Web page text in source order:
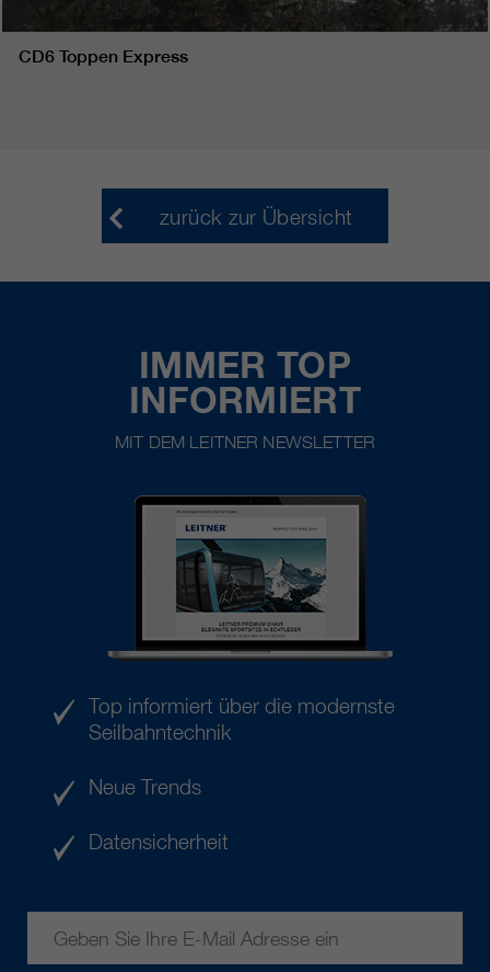
CD6 Toppen Express
zurück zur Übersicht
IMMER TOP
INFORMIERT
MIT DEM LEITNER NEWSLETTER
Top informiert über die modernste
Seilbahntechnik
Neue Trends
Datensicherheit